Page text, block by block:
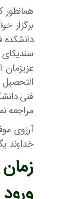
برگزار
دانشکده
فنی
مراجعه
آرزوی
خداوند
زمان